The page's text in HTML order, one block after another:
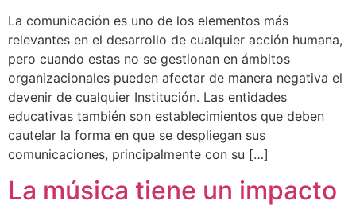
La comunicación es uno de los elementos más
relevantes en el desarrollo de cualquier acción humana,
pero cuando estas no se gestionan en ámbitos
organizacionales pueden afectar de manera negativa el
devenir de cualquier Institución. Las entidades
educativas también son establecimientos que deben
cautelar la forma en que se despliegan sus
comunicaciones, principalmente con su […]
La música tiene un impacto